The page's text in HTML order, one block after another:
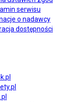
serwisu
o nadawcy
dostępności